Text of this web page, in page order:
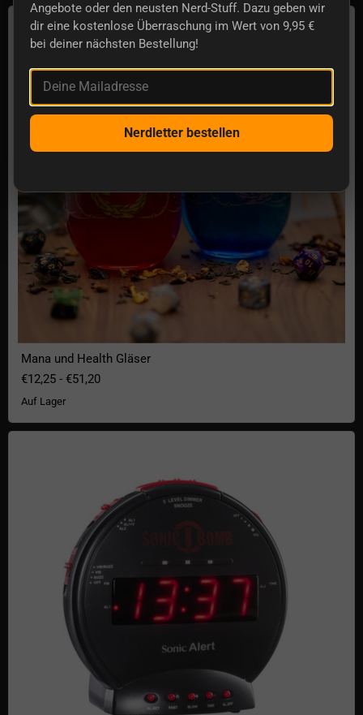
Mana und Health Gläser
Mana und Health Gläser
€12,25 - €51,20
Auf Lager
Angebote oder den neusten Nerd-Stuff. Dazu geben wir
dir eine kostenlose Überraschung im Wert von 9,95 €
bei deiner nächsten Bestellung!
Deine Mailadresse
Nerdletter bestellen